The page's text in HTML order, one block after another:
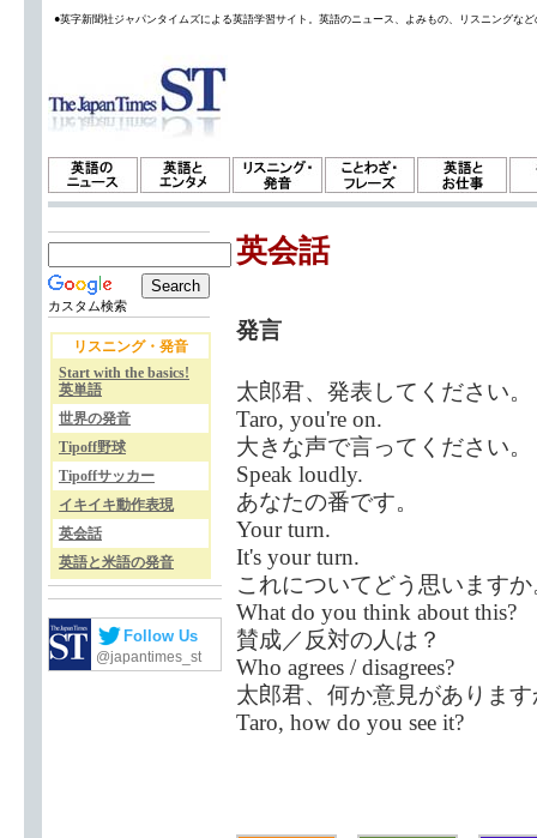
●英字新聞社ジャパンタイムズによる英語学習サイト。英語のニュース、よみもの、リスニングな
カスタム検索
リスニング・発音
Start with the basics!
英単語
世界の発音
Tipoff野球
Tipoffサッカー
イキイキ動作表現
英会話
英語と米語の発音
Follow Us
@japantimes_st
英会話
発言
太郎君、発表してください。
Taro, you're on.
大きな声で言ってください。
Speak loudly.
あなたの番です。
Your turn.
It's your turn.
これについてどう思いますか
What do you think about this?
賛成／反対の人は？
Who agrees / disagrees?
太郎君、何か意見があります
Taro, how do you see it?